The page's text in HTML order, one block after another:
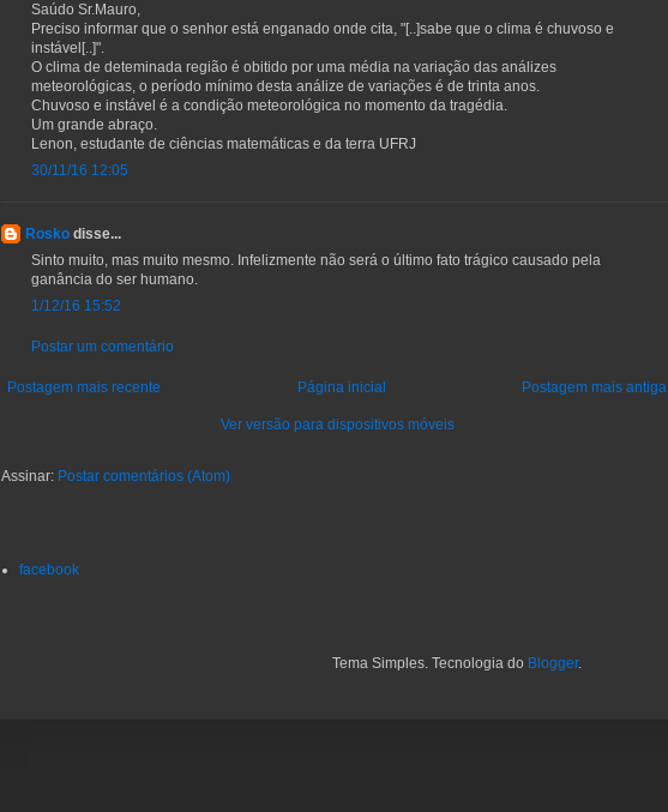
Saúdo Sr.Mauro,
Preciso informar que o senhor está enganado onde cita, "[..]sabe que o clima é chuvoso e
instável[..]".
O clima de deteminada região é obitido por uma média na variação das análizes
meteorológicas, o período mínimo desta análize de variações é de trinta anos.
Chuvoso e instável é a condição meteorológica no momento da tragédia.
Um grande abraço.
Lenon, estudante de ciências matemáticas e da terra UFRJ
30/11/16 12:05
Rosko disse...
Sinto muito, mas muito mesmo. Infelizmente não será o último fato trágico causado pela
ganância do ser humano.
1/12/16 15:52
Postar um comentário
Postagem mais recente Postagem mais antiga
Página inicial
Ver versão para dispositivos móveis
Assinar: Postar comentários (Atom)
facebook
Tema Simples. Tecnologia do Blogger.